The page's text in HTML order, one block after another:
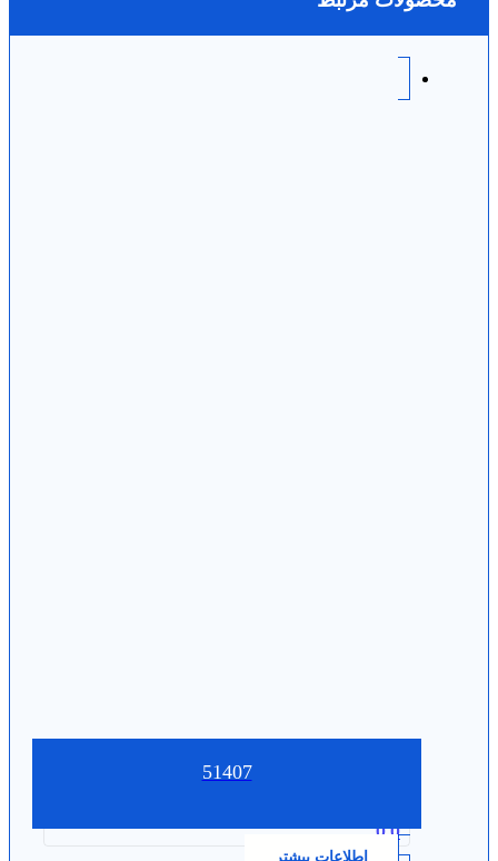
51407
0.0
اطلاعات بیشتر